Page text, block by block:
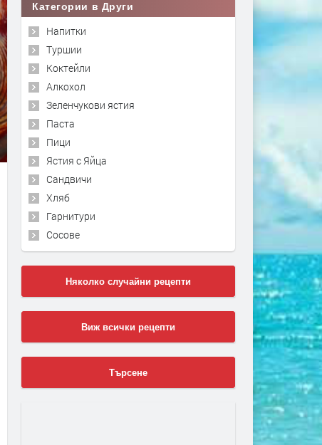
Категории в Други
Напитки
Туршии
Коктейли
Алкохол
Зеленчукови ястия
Паста
Пици
Ястия с Яйца
Сандвичи
Хляб
Гарнитури
Сосове
Няколко случайни рецепти
Виж всички рецепти
Търсене